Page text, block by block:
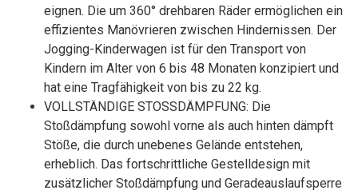
eignen. Die um 360° drehbaren Räder ermöglichen ein
effizientes Manövrieren zwischen Hindernissen. Der
Jogging-Kinderwagen ist für den Transport von
Kindern im Alter von 6 bis 48 Monaten konzipiert und
hat eine Tragfähigkeit von bis zu 22 kg.
VOLLSTÄNDIGE STOSSDÄMPFUNG: Die
Stoßdämpfung sowohl vorne als auch hinten dämpft
Stöße, die durch unebenes Gelände entstehen,
erheblich. Das fortschrittliche Gestelldesign mit
zusätzlicher Stoßdämpfung und Geradeauslaufsperre